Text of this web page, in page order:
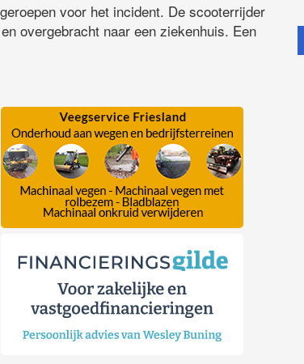
voor het incident. De scooterrijder
overgebracht naar een ziekenhuis. Een